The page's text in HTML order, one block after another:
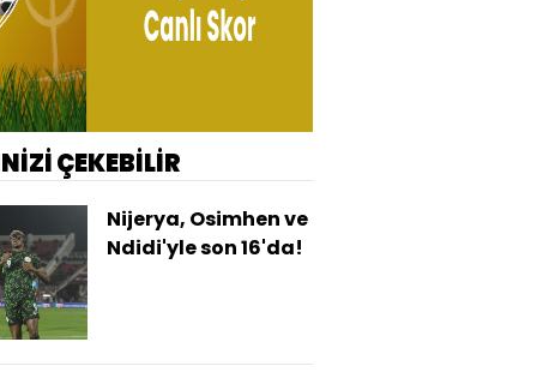
ÇEKEBİLİR
Nijerya, Osimhen ve
Ndidi'yle son 16'da!